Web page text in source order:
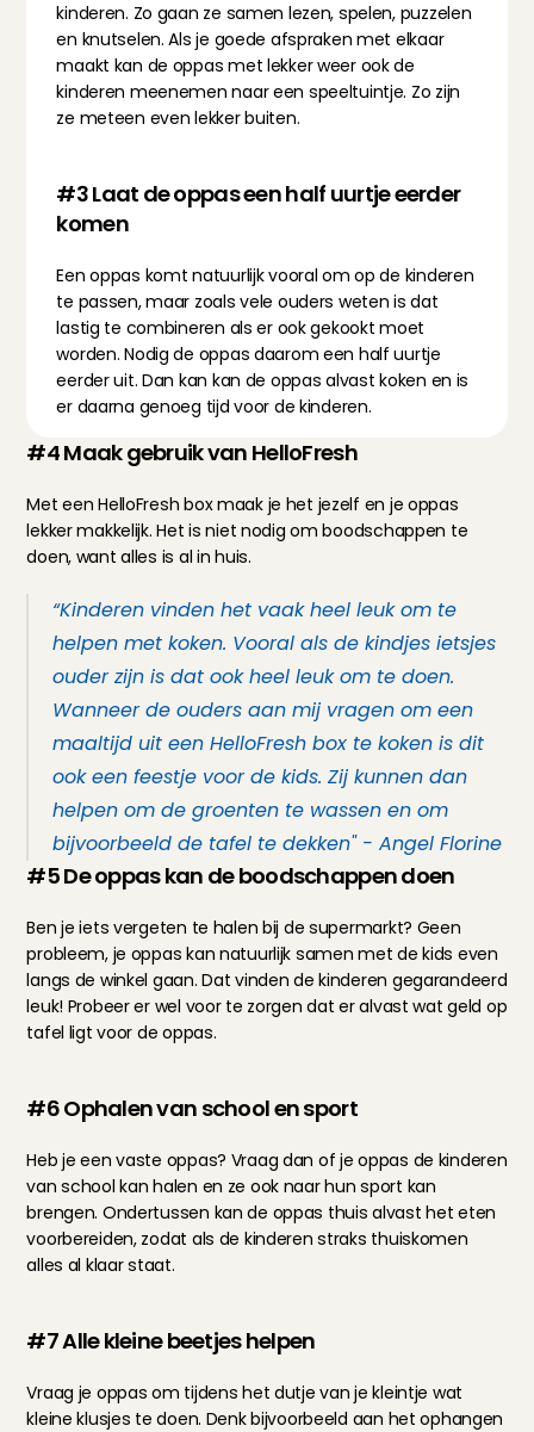
kinderen. Zo gaan ze samen lezen, spelen, puzzelen
en knutselen. Als je goede afspraken met elkaar
maakt kan de oppas met lekker weer ook de
kinderen meenemen naar een speeltuintje. Zo zijn
ze meteen even lekker buiten.
#3 Laat de oppas een half uurtje eerder
komen
Een oppas komt natuurlijk vooral om op de kinderen
te passen, maar zoals vele ouders weten is dat
lastig te combineren als er ook gekookt moet
worden. Nodig de oppas daarom een half uurtje
eerder uit. Dan kan kan de oppas alvast koken en is
er daarna genoeg tijd voor de kinderen.
#4 Maak gebruik van HelloFresh
Met een HelloFresh box maak je het jezelf en je oppas
lekker makkelijk. Het is niet nodig om boodschappen te
doen, want alles is al in huis.
“Kinderen vinden het vaak heel leuk om te
helpen met koken. Vooral als de kindjes ietsjes
ouder zijn is dat ook heel leuk om te doen.
Wanneer de ouders aan mij vragen om een
maaltijd uit een HelloFresh box te koken is dit
ook een feestje voor de kids. Zij kunnen dan
helpen om de groenten te wassen en om
bijvoorbeeld de tafel te dekken" - Angel Florine
#5 De oppas kan de boodschappen doen
Ben je iets vergeten te halen bij de supermarkt? Geen
probleem, je oppas kan natuurlijk samen met de kids even
langs de winkel gaan. Dat vinden de kinderen gegarandeerd
leuk! Probeer er wel voor te zorgen dat er alvast wat geld op
tafel ligt voor de oppas.
#6 Ophalen van school en sport
Heb je een vaste oppas? Vraag dan of je oppas de kinderen
van school kan halen en ze ook naar hun sport kan
brengen. Ondertussen kan de oppas thuis alvast het eten
voorbereiden, zodat als de kinderen straks thuiskomen
alles al klaar staat.
#7 Alle kleine beetjes helpen
Vraag je oppas om tijdens het dutje van je kleintje wat
kleine klusjes te doen. Denk bijvoorbeeld aan het ophangen